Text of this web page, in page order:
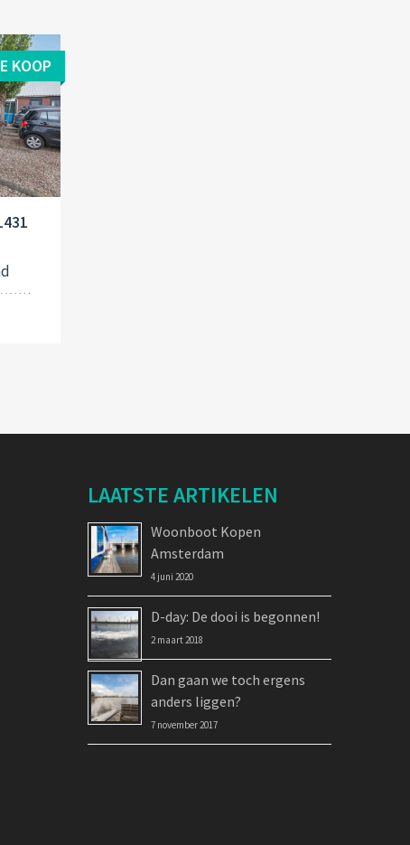
KOOP
LAATSTE ARTIKELEN
Woonboot Kopen
Amsterdam
4 juni 2020
D-day: De dooi is begonnen!
2 maart 2018
Dan gaan we toch ergens
anders liggen?
7 november 2017